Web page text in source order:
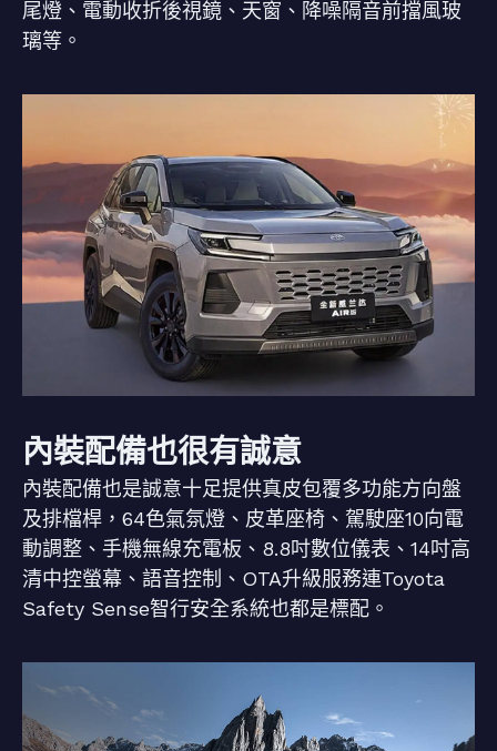
尾燈、電動收折後視鏡、天窗、降噪隔音前擋風玻
璃等。
內裝配備也很有誠意
內裝配備也是誠意十足提供真皮包覆多功能方向盤
及排檔桿，64色氣氛燈、皮革座椅、駕駛座10向電
動調整、手機無線充電板、8.8吋數位儀表、14吋高
清中控螢幕、語音控制、OTA升級服務連Toyota
Safety Sense智行安全系統也都是標配。